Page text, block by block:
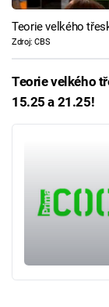
Teorie velkého
Zdroj: CBS
Teorie velkého
15.25 a 21.25!